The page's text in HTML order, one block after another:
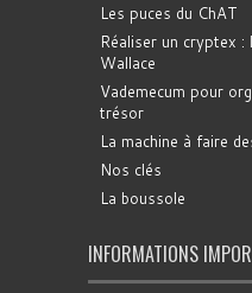
Les puces du ChAT
Réaliser un cryptex
Wallace
Vademecum pour
trésor
La machine à faire
Nos clés
La boussole
INFORMATIONS